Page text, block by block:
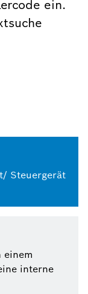
ein.
Steuergerät
einem
interne